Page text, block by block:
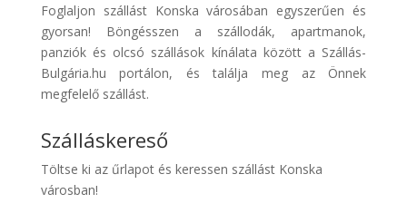
Discover
Cars
Transzfer
Kiwi
Taxi
Foglaljon szállást Konska városában egyszerűen és
gyorsan! Böngésszen a szállodák, apartmanok,
panziók és olcsó szállások kínálata között a Szállás-
Bulgária.hu portálon, és találja meg az Önnek
megfelelő szállást.
Szálláskereső
Töltse ki az űrlapot és keressen szállást Konska
városban!